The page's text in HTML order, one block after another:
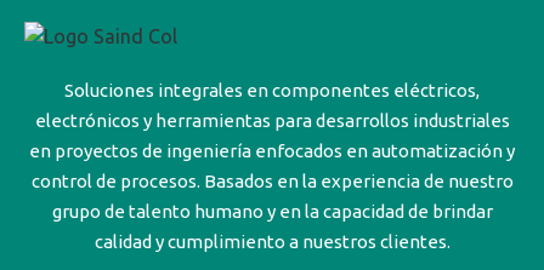
Soluciones integrales en componentes eléctricos,
electrónicos y herramientas para desarrollos industriales
en proyectos de ingeniería enfocados en automatización y
control de procesos. Basados en la experiencia de nuestro
grupo de talento humano y en la capacidad de brindar
calidad y cumplimiento a nuestros clientes.